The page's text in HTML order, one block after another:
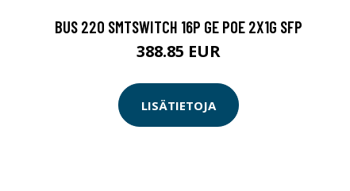
BUS 220 SMTSWITCH 16P GE POE 2X1G SFP
388.85 EUR
LISÄTIETOJA